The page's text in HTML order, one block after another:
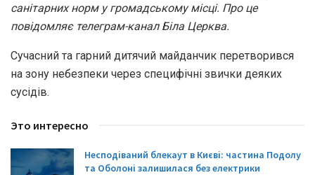
санітарних норм у громадському місці. Про це
повідомляє телеграм-канал Біла Церква.
Сучасний та гарний дитячий майданчик перетворився
на зону небезпеки через специфічні звички деяких
сусідів.
Это интересно
Несподіваний блекаут в Києві: частина Подолу
та Оболоні залишилася без електрики